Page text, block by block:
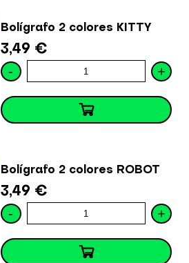
Bolígrafo 2 colores KITTY
3,49 €
- +
Bolígrafo 2 colores ROBOT
3,49 €
- +